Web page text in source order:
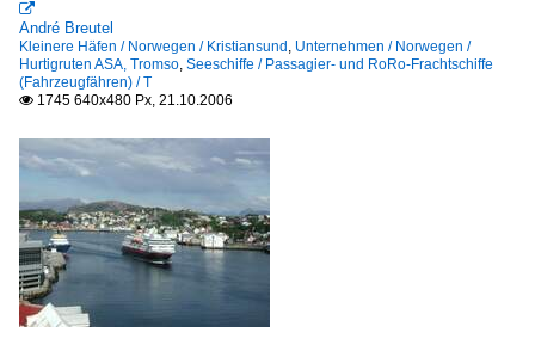

André Breutel
Kleinere Häfen / Norwegen / Kristiansund , Unternehmen / Norwegen /
Hurtigruten ASA, Tromso, Seeschiffe / Passagier- und RoRo-Frachtschiffe
(Fahrzeugfähren) / T
 1745 640x480 Px, 21.10.2006